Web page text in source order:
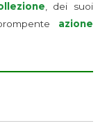
, dei suoi
azione